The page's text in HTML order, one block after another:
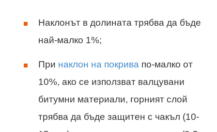
Наклонът в долината трябва да бъде
най-малко 1%;
При наклон на покрива по-малко от
10%, ако се използват валцувани
битумни материали, горният слой
трябва да бъде защитен с чакъл (10-